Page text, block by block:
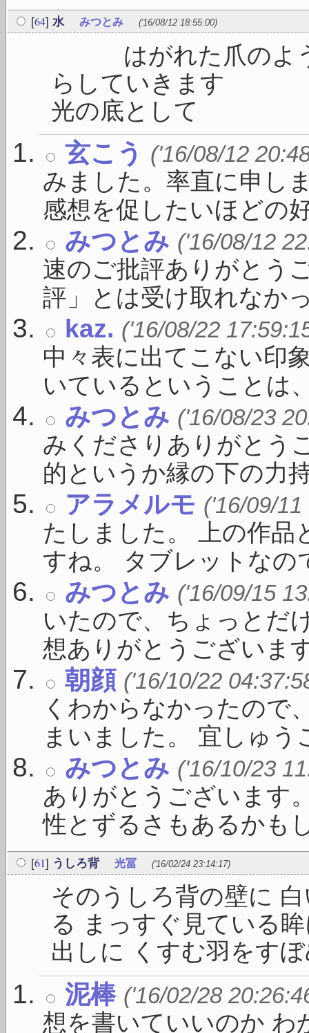
[64] 水 みつとみ ('16/08/12 18:55:00)
はがれた爪のよう
らしてい
光の底とし
玄こう ('16/08/12
みました。率直に申し
感想を促したいほどの
みつとみ ('16/08/12
速のご批評ありがとう
評」とは受け取れなか
kaz. ('16/08/22
中々表に出てこない印
いているということは
みつとみ ('16/08/23
みくださりありがとう
的というか縁の下の力
アラメルモ ('16/09/
たしました。 上の作品
すね。 タブレットなの
みつとみ ('16/09/15
いたので、ちょっとだ
想ありがとうございま
朝顔 ('16/10/22
くわからなかったので
まいました。 宜しゅう
みつとみ ('16/10/23
ありがとうございます
性とずるさもあるかも
[61] うしろ背 光冨 ('16/02/24 23:14:17)
そのうしろ背の壁に
る まっすぐ見ている
出しに くすむ羽をす
泥棒 ('16/02/28
想を書いていいのか わ